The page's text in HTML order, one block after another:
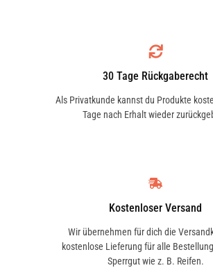
Sicherheitsgurten (Gurte
besprühen). Für alle matten
Zur allgemeinen
Die zu behandelnden Teile mit
kurzer Trockenzeit mit
verreiben. Nicht für
Sitzflächen, sowie
30 Tage Rückgaberecht
Als Privatkunde kannst du Produkte
Tage nach Erhalt wieder
Kostenloser Versand
Wir übernehmen für dich die
kostenlose Lieferung für alle
Sperrgut wie z. B. Reifen.